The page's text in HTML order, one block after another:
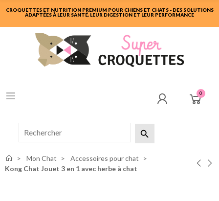
CROQUETTES ET NUTRITION PREMIUM POUR CHIENS ET CHATS - DES SOLUTIONS
ADAPTÉES À LEUR SANTÉ, LEUR DIGESTION ET LEUR PERFORMANCE
0

Mon Chat
Accessoires pour chat
Kong Chat Jouet 3 en 1 avec herbe à chat